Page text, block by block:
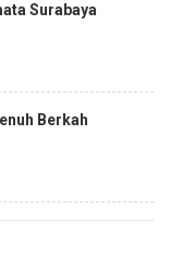
Surabaya
Berkah